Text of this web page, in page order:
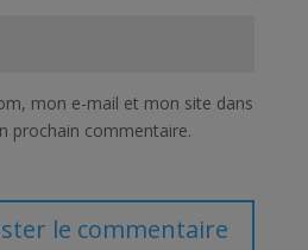
mon e-mail et mon site dans
prochain commentaire.